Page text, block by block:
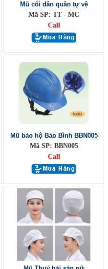
Mũ cối dân quân tự vệ
Mã SP: TT - MC
Call
Mũ bảo hộ Bảo Bình BBN005
Mã SP: BBN005
Call